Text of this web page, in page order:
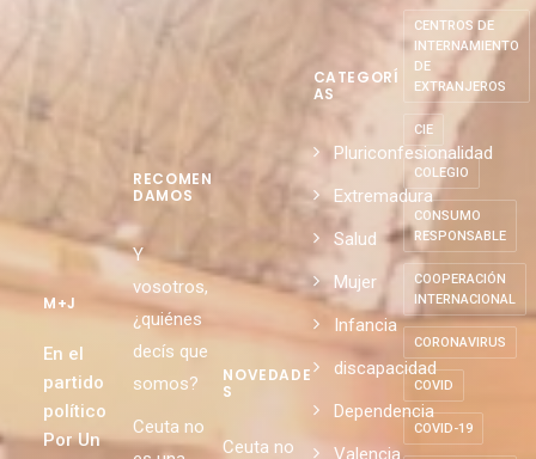
M+J
En el
partido
político
Por Un
RECOMEN
DAMOS
Y
vosotros,
¿quiénes
decís que
somos?
Ceuta no
NOVEDADE
S
Ceuta no
CATEGORÍ
AS
Pluriconfesionalidad
Extremadura
Salud
Mujer
Infancia
discapacidad
Dependencia
Valencia
CENTROS DE
INTERNAMIENTO
DE
EXTRANJEROS
CIE
COLEGIO
CONSUMO
RESPONSABLE
COOPERACIÓN
INTERNACIONAL
CORONAVIRUS
COVID
COVID-19